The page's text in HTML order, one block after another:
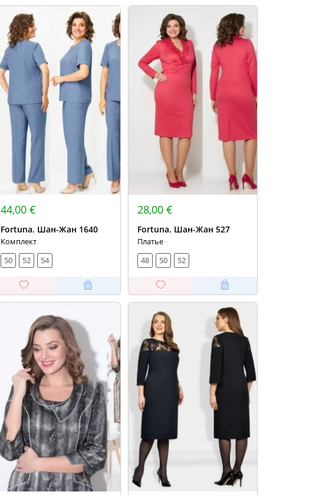
44,00 €
Fortuna. Шан-Жан 1640
Комплект
50
52 54
28,00 €
Fortuna. Шан-Жан 527
Платье
48
50 52